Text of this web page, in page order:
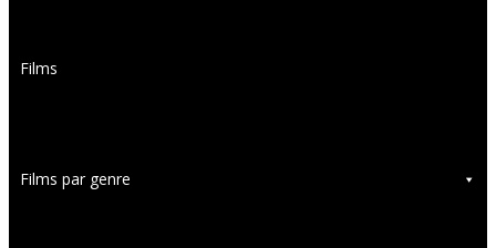
Films
Films par genre